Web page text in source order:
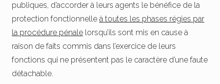
publiques, d’accorder à leurs agents le bénéfice de la
protection fonctionnelle à toutes les phases régies par
la procédure pénale lorsqu’ils sont mis en cause à
raison de faits commis dans l’exercice de leurs
fonctions qui ne présentent pas le caractère d’une faute
détachable.